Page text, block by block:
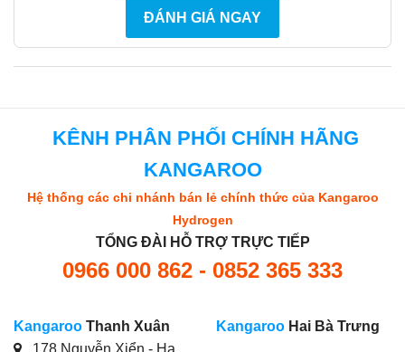
ĐÁNH GIÁ NGAY
KÊNH PHÂN PHỐI CHÍNH HÃNG
KANGAROO
Hệ thống các chi nhánh bán lẻ chính thức của Kangaroo
Hydrogen
TỔNG ĐÀI HỖ TRỢ TRỰC TIẾP
0966 000 862 - 0852 365 333
Kangaroo Thanh Xuân
Kangaroo Hai Bà Trưng